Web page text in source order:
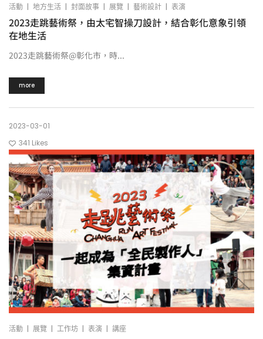
活動 | 地方生活 | 封面故事 | 展覽 | 藝術設計 | 表演
2023走跳藝術祭，由太宅智操刀設計，結合彰化意象引領
在地生活
2023走跳藝術祭@彰化市，時...
more
2023-03-01
341 Likes
活動 | 展覽 | 工作坊 | 表演 | 講座